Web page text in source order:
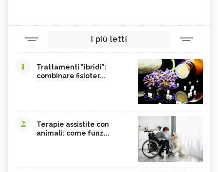
I più letti
1
Trattamenti "ibridi":
combinare fisioter...
2
Terapie assistite con
animali: come funz...